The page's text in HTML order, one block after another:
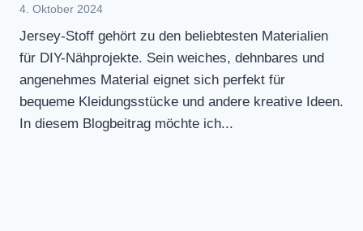
4. Oktober 2024
Jersey-Stoff gehört zu den beliebtesten Materialien
für DIY-Nähprojekte. Sein weiches, dehnbares und
angenehmes Material eignet sich perfekt für
bequeme Kleidungsstücke und andere kreative Ideen.
In diesem Blogbeitrag möchte ich...